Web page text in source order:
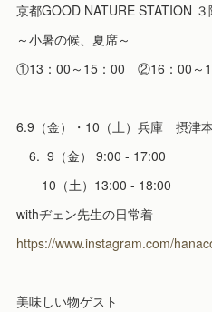
京都GOOD NATURE STATION
～小暑の候、夏席～
①13：00～15：00 ②16：00～
6.9（金）・10（土）兵庫 摂津
6. 9（金） 9:00 - 17:00
10（土）13:00 - 18:00
withヂェン先生の日常着
https://www.instagram.com/
美味しい物ゲスト